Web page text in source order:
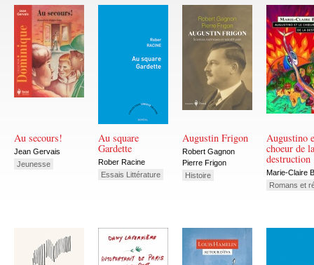
Au secours!
Jean Gervais
Jeunesse
Au square
Gardette
Rober Racine
Essais Littérature
Augustin Frigon
Robert Gagnon
Pierre Frigon
Histoire
Augustino
choeur de la
destruction
Marie-Claire
Romans et